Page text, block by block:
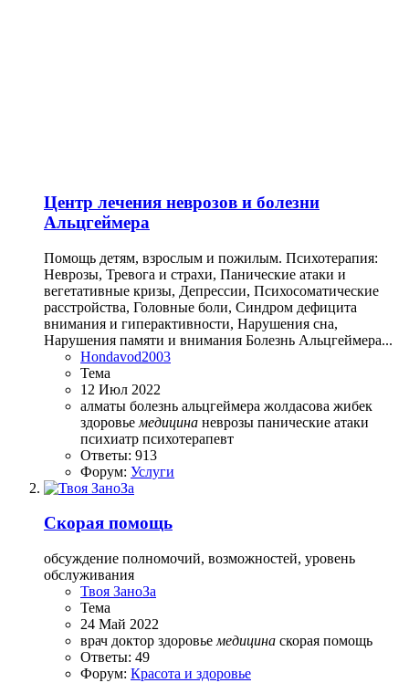
Центр лечения неврозов и болезни
Альцгеймера
Помощь детям, взрослым и пожилым. Психотерапия:
Неврозы, Тревога и страхи, Панические атаки и
вегетативные кризы, Депрессии, Психосоматические
расстройства, Головные боли, Синдром дефицита
внимания и гиперактивности, Нарушения сна,
Нарушения памяти и внимания Болезнь Альцгеймера...
Hondavod2003
Тема
12 Июл 2022
алматы болезнь альцгеймера жолдасова жибек
здоровье медицина неврозы панические атаки
психиатр психотерапевт
Ответы: 913
Форум: Услуги
Скорая помощь
обсуждение полномочий, возможностей, уровень
обслуживания
Твоя ЗаноЗа
Тема
24 Май 2022
врач доктор здоровье медицина скорая помощь
Ответы: 49
Форум: Красота и здоровье